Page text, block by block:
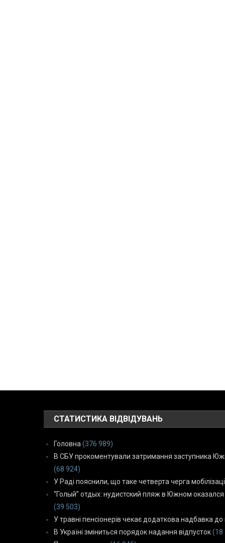
СТАТИСТИКА ВІДВІДУВАНЬ
Головна (376 989)
В СБУ прокоментували затримання заступника
(68 924)
У Раді пояснили, що таке четверта черга
“Голый” отдых: нудистский пляж в Южном
(39 503)
У травні пенсіонерів чекає додаткова надбавка до
В Україні зміниться порядок надання відпусток (18